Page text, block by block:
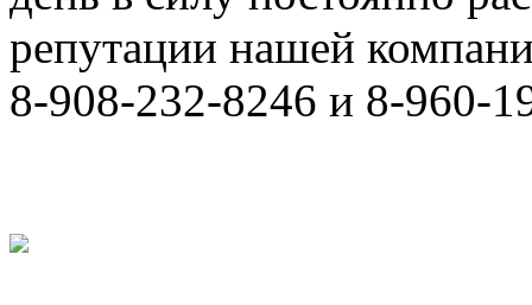
репутации нашей
8-908-232-8246 и 8-960-